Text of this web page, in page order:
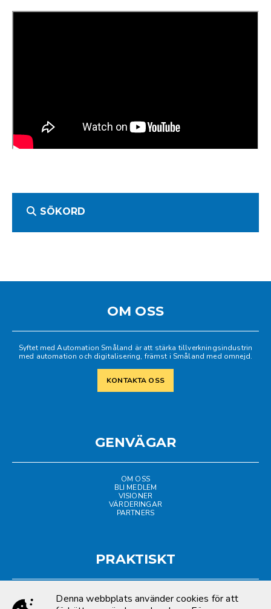
SÖKORD
OM OSS
Syftet med Automation Småland är att stärka tillverkningsindustrin
med automation och digitalisering, främst i Småland med omnejd.
KONTAKTA OSS
GENVÄGAR
OM OSS
BLI MEDLEM
VISIONER
VÄRDERINGAR
PARTNERS
PRAKTISKT
LOGGA IN
Denna webbplats använder cookies för att